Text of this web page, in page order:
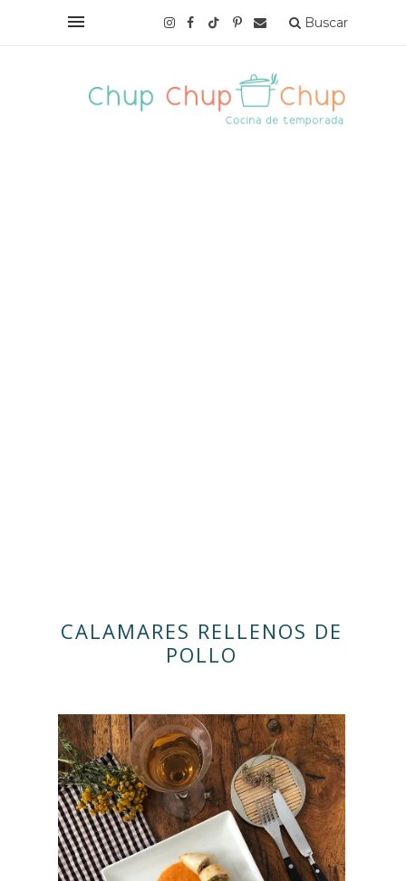
Buscar
CALAMARES RELLENOS DE
POLLO